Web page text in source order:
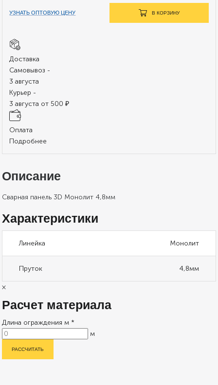
УЗНАТЬ ОПТОВУЮ ЦЕНУ В КОРЗИНУ
Доставка
Самовывоз -
3 августа
Курьер -
3 августа от 500 ₽
Оплата
Подробнее
Описание
Сварная панель 3D Монолит 4,8мм
Характеристики
Линейка Монолит
Пруток 4,8мм
×
Расчет материала
Длина ограждения м *
м
РАССЧИТАТЬ